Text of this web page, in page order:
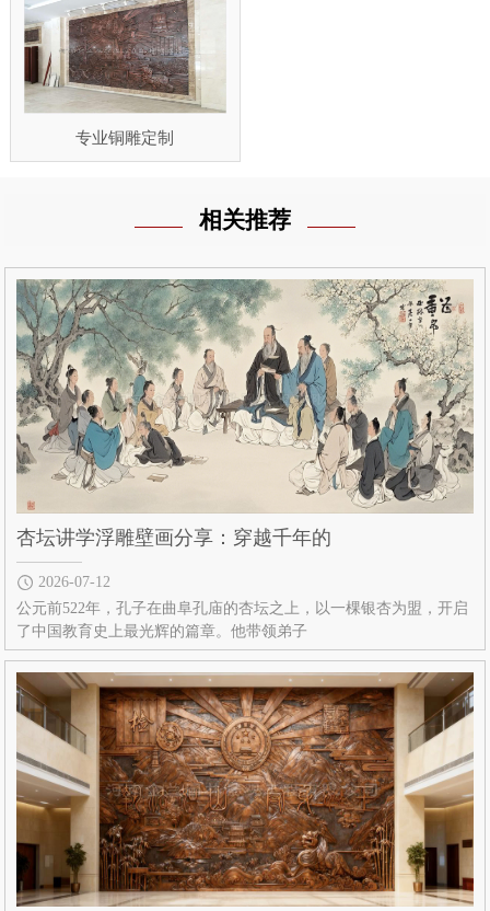
专业铜雕定制
相关推荐
杏坛讲学浮雕壁画分享：穿越千年的
2026-07-12
公元前522年，孔子在曲阜孔庙的杏坛之上，以一棵银杏为盟，开启
了中国教育史上最光辉的篇章。他带领弟子